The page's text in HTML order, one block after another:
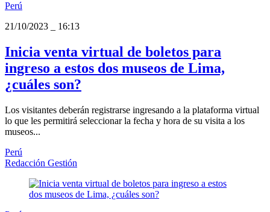
Perú
21/10/2023
16:13
Inicia venta virtual de boletos para
ingreso a estos dos museos de Lima,
¿cuáles son?
Los visitantes deberán registrarse ingresando a la plataforma virtual
lo que les permitirá seleccionar la fecha y hora de su visita a los
museos...
Perú
Redacción Gestión